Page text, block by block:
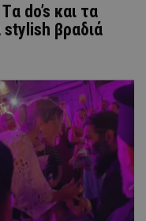
do’s και τα
stylish βραδιά